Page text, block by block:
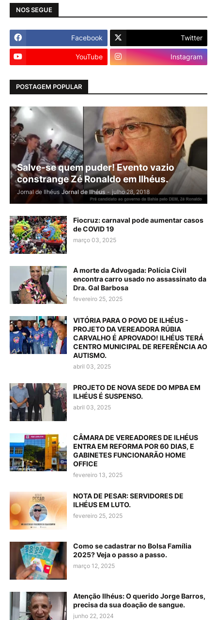
NOS SEGUE
Facebook Twitter
YouTube Instagram
POSTAGEM POPULAR
Salve-se quem puder! Evento vazio
constrange Zé Ronaldo em Ilhéus.
Jornal de Ilhéus Jornal de Ilhéus - julho 28, 2018
Fiocruz: carnaval pode aumentar casos
de COVID 19
março 03, 2025
A morte da Advogada: Polícia Civil
encontra carro usado no assassinato da
Dra. Gal Barbosa
fevereiro 25, 2025
VITÓRIA PARA O POVO DE ILHÉUS -
PROJETO DA VEREADORA RÚBIA
CARVALHO É APROVADO! ILHÉUS TERÁ
CENTRO MUNICIPAL DE REFERÊNCIA AO
AUTISMO.
abril 03, 2025
PROJETO DE NOVA SEDE DO MPBA EM
ILHÉUS É SUSPENSO.
abril 03, 2025
CÂMARA DE VEREADORES DE ILHÉUS
ENTRA EM REFORMA POR 60 DIAS, E
GABINETES FUNCIONARÃO HOME
OFFICE
fevereiro 13, 2025
NOTA DE PESAR: SERVIDORES DE
ILHÉUS EM LUTO.
fevereiro 25, 2025
Como se cadastrar no Bolsa Família
2025? Veja o passo a passo.
março 12, 2025
Atenção Ilhéus: O querido Jorge Barros,
precisa da sua doação de sangue.
junho 22, 2024